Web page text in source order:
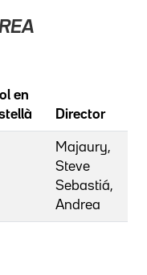
en
Director
Majaury,
Steve
Sebastiá,
Andrea